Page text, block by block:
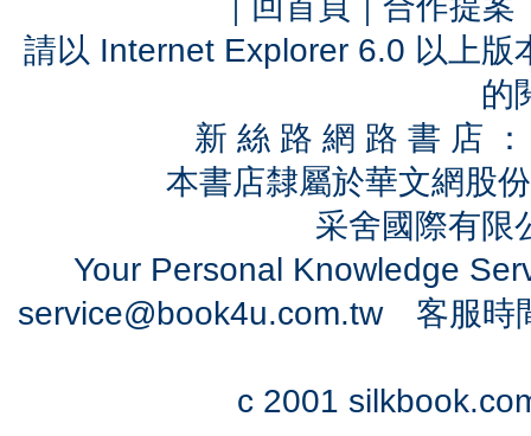
請以 Internet Explorer 6.0 以上
的
新 絲 路 網 路 書 店
本書店隸屬於華文網股
采舍國際有
Your Personal Knowledge
service@book4u.com.tw客服時
c 2001